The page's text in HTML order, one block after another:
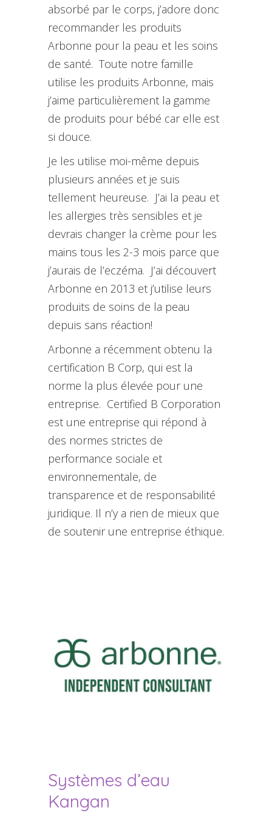
absorbé par le corps, j’adore donc
recommander les produits
Arbonne pour la peau et les soins
de santé. Toute notre famille
utilise les produits Arbonne, mais
j’aime particulièrement la gamme
de produits pour bébé car elle est
si douce.
Je les utilise moi-même depuis
plusieurs années et je suis
tellement heureuse. J’ai la peau et
les allergies très sensibles et je
devrais changer la crème pour les
mains tous les 2-3 mois parce que
j’aurais de l’eczéma. J’ai découvert
Arbonne en 2013 et j’utilise leurs
produits de soins de la peau
depuis sans réaction!
Arbonne a récemment obtenu la
certification B Corp, qui est la
norme la plus élevée pour une
entreprise. Certified B Corporation
est une entreprise qui répond à
des normes strictes de
performance sociale et
environnementale, de
transparence et de responsabilité
juridique. Il n’y a rien de mieux que
de soutenir une entreprise éthique.
Systèmes d’eau
Kangan